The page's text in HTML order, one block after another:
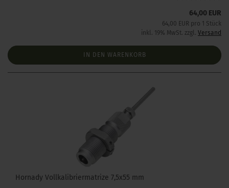
64,00 EUR
64,00 EUR pro 1 Stück
inkl. 19% MwSt. zzgl. Versand
IN DEN WARENKORB
Hornady Vollkalibriermatrize 7,5x55 mm